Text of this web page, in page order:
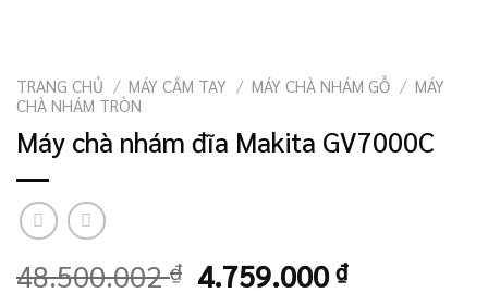
TRANG CHỦ / MÁY CẦM TAY / MÁY CHÀ NHÁM GỖ / MÁY
CHÀ NHÁM TRÒN
Máy chà nhám đĩa Makita GV7000C
48.500.002₫ Giá
4.759.000₫Giá